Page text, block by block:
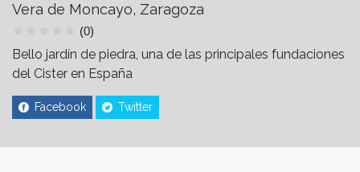
Vera de Moncayo, Zaragoza
(0)
Bello jardín de piedra, una de las principales fundaciones
del Cister en España
Facebook Twitter